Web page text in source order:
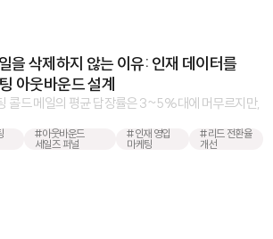
을 삭제하지 않는 이유: 인재 데이터를
아웃바운드 설계
콜드 메일의 평균 답장률은 3~5%대에 머무르지만,
#아웃바운드
세일즈 퍼널
#인재 영입
마케팅
#리드 전환율
개선